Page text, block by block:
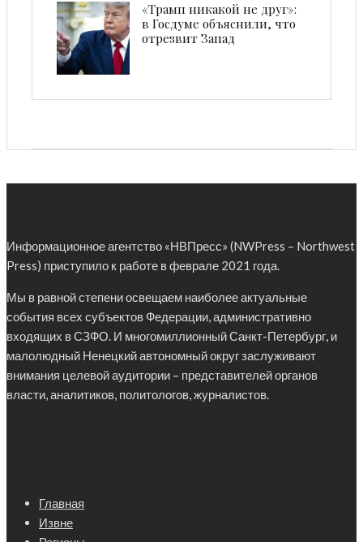
«Трамп никакой не друг»:
в Госдуме объяснили, что
отрезвит Запад
Информационное агентство «НВПресс» (NWPress – Northwest
Press) приступило к работе в феврале 2021 года.
Мы в равной степени освещаем наиболее актуальные
события всех субъектов Федерации, административно
входящих в СЗФО. И многомиллионный Санкт-Петербург, и
малолюдный Ненецкий автономный округ заслуживают
внимания целевой аудитории – представителей органов
власти, аналитиков, политологов, журналистов.
Главная
Извне